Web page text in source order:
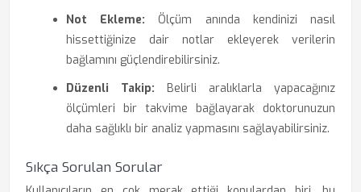
Not Ekleme: Ölçüm anında kendinizi nasıl
hissettiğinize dair notlar ekleyerek verilerin
bağlamını güçlendirebilirsiniz.
Düzenli Takip: Belirli aralıklarla yapacağınız
ölçümleri bir takvime bağlayarak doktorunuzun
daha sağlıklı bir analiz yapmasını sağlayabilirsiniz.
Sıkça Sorulan Sorular